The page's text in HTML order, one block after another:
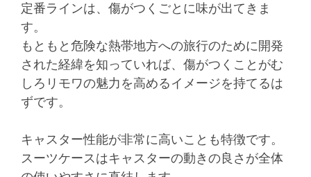
定番ラインは、傷がつくごとに味が出てきま
す。
もともと危険な熱帯地方への旅行のために開発
された経緯を知っていれば、傷がつくことがむ
しろリモワの魅力を高めるイメージを持てるは
ずです。
キャスター性能が非常に高いことも特徴です。
スーツケースはキャスターの動きの良さが全体